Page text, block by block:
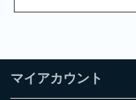
マイアカウント